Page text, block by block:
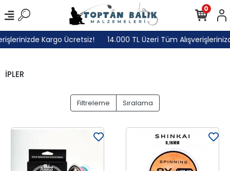
Kargo Ücretsiz! 14.000 TL Üzeri Tüm
0
İPLER
Filtreleme Sıralama